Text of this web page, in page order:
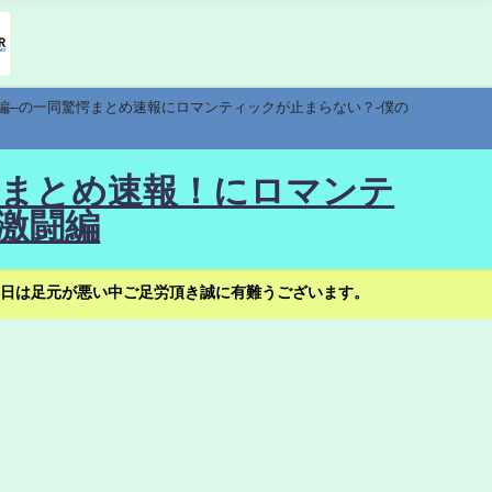
の一同驚愕まとめ速報にロマンティックが止まらない？-僕の
とめ速報！にロマンテ
闘編
足元が悪い中ご足労頂き誠に有難うございます。